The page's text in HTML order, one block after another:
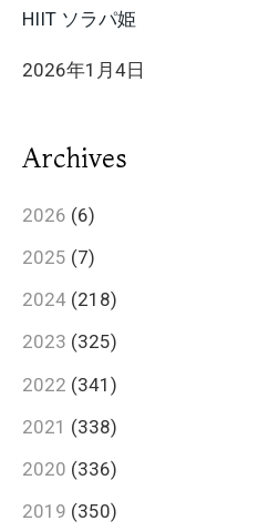
HIIT ソラパ姫
2026年1月4日
Archives
2026 (6)
2025 (7)
2024 (218)
2023 (325)
2022 (341)
2021 (338)
2020 (336)
2019 (350)